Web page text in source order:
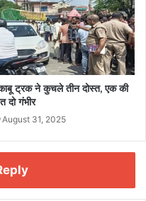
ट्रक ने कुचले तीन दोस्त, एक की
दो गंभीर
August 31, 2025